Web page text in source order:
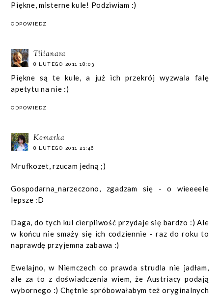
Piękne, misterne kule! Podziwiam :)
ODPOWIEDZ
Tilianara
8 LUTEGO 2011 18:03
Piękne są te kule, a już ich przekrój wyzwala falę
apetytu na nie :)
ODPOWIEDZ
Komarka
8 LUTEGO 2011 21:46
Mrufkozet, rzucam jedną ;)
Gospodarna_narzeczono, zgadzam się - o wieeeele
lepsze :D
Daga, do tych kul cierpliwość przydaje się bardzo :) Ale
w końcu nie smaży się ich codziennie - raz do roku to
naprawdę przyjemna zabawa :)
Ewelajno, w Niemczech co prawda strudla nie jadłam,
ale za to z doświadczenia wiem, że Austriacy podają
wybornego :) Chętnie spróbowałabym też oryginalnych